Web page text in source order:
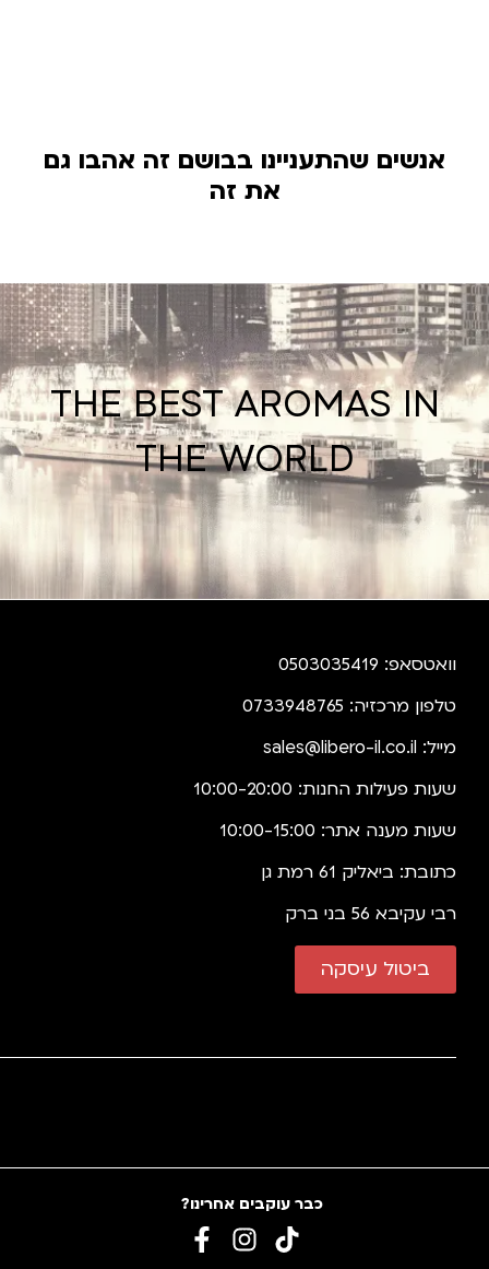
אנשים שהתעניינו בבושם זה אהבו גם
את זה
THE BEST AROMAS IN
THE WORLD
וואטסאפ: 0503035419
טלפון מרכזיה: 0733948765
מייל: sales@libero-il.co.il
שעות פעילות החנות: 10:00-20:00
שעות מענה אתר: 10:00-15:00
כתובת: ביאליק 61 רמת גן
רבי עקיבא 56 בני ברק
ביטול עיסקה
כבר עוקבים אחרינו?